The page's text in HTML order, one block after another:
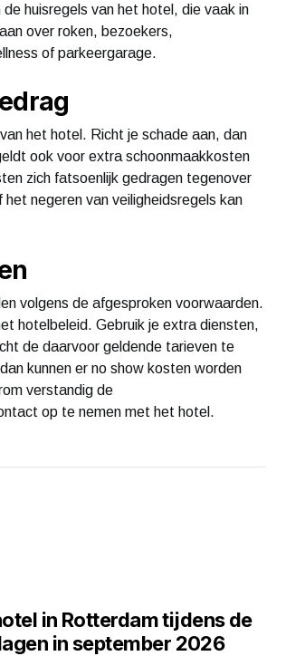
huisregels van het hotel, die vaak in
over roken, bezoekers,
of parkeergarage.
het hotel. Richt je schade aan, dan
ook voor extra schoonmaakkosten
zich fatsoenlijk gedragen tegenover
negeren van veiligheidsregels kan
volgens de afgesproken voorwaarden.
hotelbeleid. Gebruik je extra diensten,
de daarvoor geldende tarieven te
kunnen er no show kosten worden
verstandig de
op te nemen met het hotel.
in Rotterdam tijdens de
in september 2026